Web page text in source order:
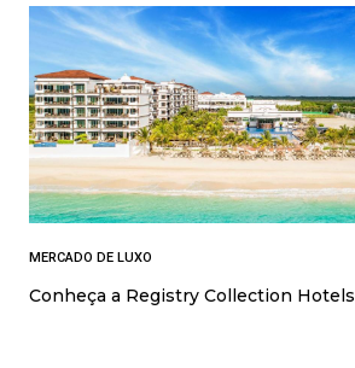
MERCADO DE LUXO
Conheça a Registry Collection Hotels